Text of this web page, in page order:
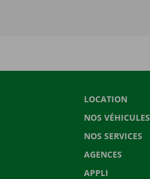
LOCATION
NOS VÉHICULES
NOS SERVICES
AGENCES
APPLI